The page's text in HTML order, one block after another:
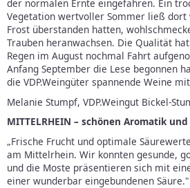
der normalen Ernte eingefahren. Ein
Vegetation wertvoller Sommer ließ dort
Frost überstanden hatten,
Trauben heranwachsen. Die Qualität
Regen im August nochmal Fahrt
Anfang September die Lese begonnen
die VDP.Weingüter spannende Weine
Melanie Stumpf, VDP.Weingut Bickel-
MITTELRHEIN – schönen Aromatik
„Frische Frucht und optimale
am Mittelrhein. Wir konnten gesunde,
und die Moste präsentieren sich mit
einer wunderbar eingebundenen Säure."